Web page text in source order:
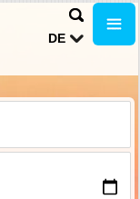
DE